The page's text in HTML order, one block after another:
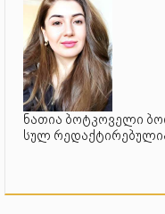
ნათია ბოტკოველი
სულ